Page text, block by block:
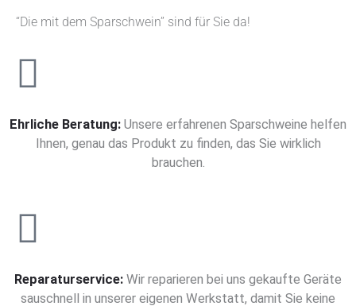
“Die mit dem Sparschwein” sind für Sie da!
Ehrliche Beratung: Unsere erfahrenen Sparschweine helfen
Ihnen, genau das Produkt zu finden, das Sie wirklich
brauchen.
Reparaturservice: Wir reparieren bei uns gekaufte Geräte
sauschnell in unserer eigenen Werkstatt, damit Sie keine